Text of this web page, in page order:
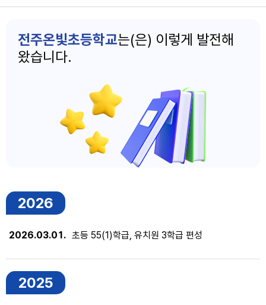
전주온빛초등학교는(은) 이렇게 발전해
왔습니다.
2026
2026.03.01. 초등 55(1)학급, 유치원 3학급 편성
2025